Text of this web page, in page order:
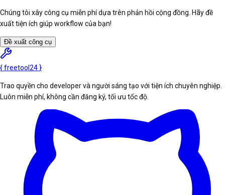
Chúng tôi xây công cụ miễn phí dựa trên phản hồi cộng đồng. Hãy đề
xuất tiện ích giúp workflow của bạn!
Đề xuất công cụ
{freetool 24 }
Trao quyền cho developer và người sáng tạo với tiện ích chuyên nghiệp.
Luôn miễn phí, không cần đăng ký, tối ưu tốc độ.